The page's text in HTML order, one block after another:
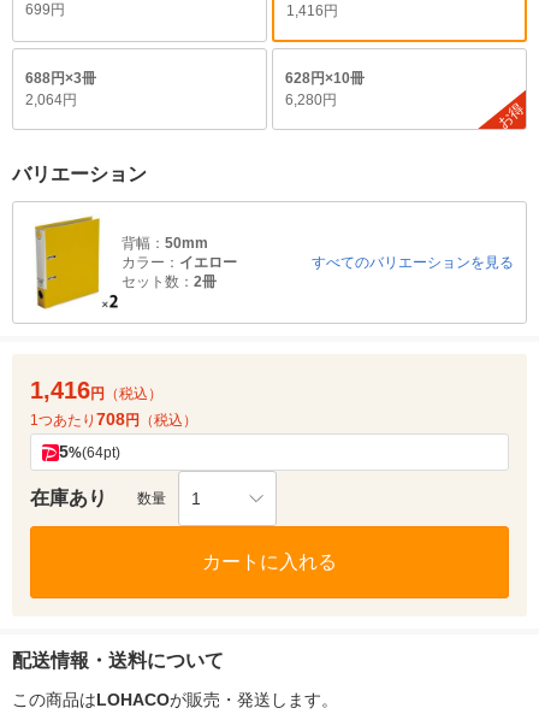
699円
1,416円
688円×3冊
2,064円
628円×10冊
6,280円
お得
バリエーション
背幅： 50mm
カラー： イエロー
セット数： 2冊
すべてのバリエーションを見る
1,416円
（税込）
1つあたり 708円 （税込）
5%(64pt)
在庫あり 数量 1
カートに入れる
配送情報・送料について
この商品はLOHACOが販売・発送します。